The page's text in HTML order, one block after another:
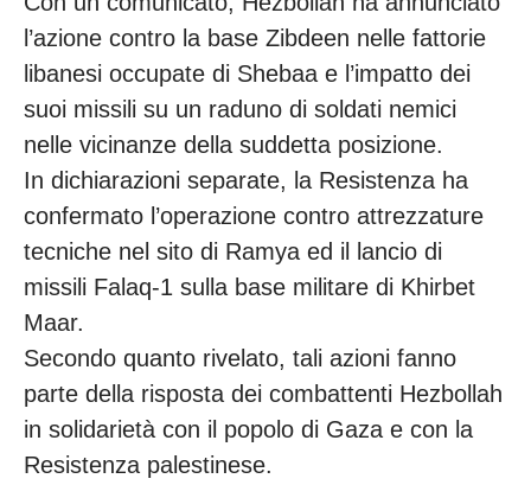
l’azione contro la base Zibdeen nelle fattorie
libanesi occupate di Shebaa e l’impatto dei
suoi missili su un raduno di soldati nemici
nelle vicinanze della suddetta posizione.
In dichiarazioni separate, la Resistenza ha
confermato l’operazione contro attrezzature
tecniche nel sito di Ramya ed il lancio di
missili Falaq-1 sulla base militare di Khirbet
Maar.
Secondo quanto rivelato, tali azioni fanno
parte della risposta dei combattenti Hezbollah
in solidarietà con il popolo di Gaza e con la
Resistenza palestinese.